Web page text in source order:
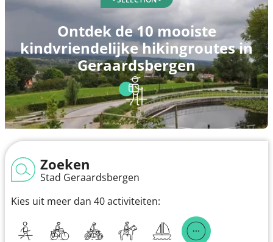
Ontdek de 10 mooiste
kindvriendelijke hikingroutes in
Geraardsbergen
Zoeken
Stad Geraardsbergen
Kies uit meer dan 40 activiteiten: